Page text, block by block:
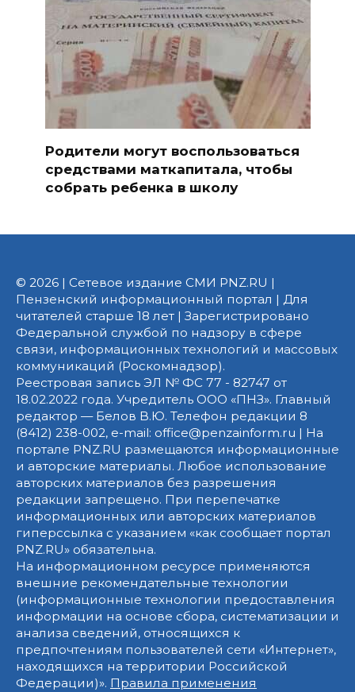
Родители могут воспользоваться
средствами маткапитала, чтобы
собрать ребенка в школу
© 2026 | Сетевое издание СМИ PNZ.RU |
Пензенский информационный портал | Для
читателей старше 18 лет | Зарегистрировано
Федеральной службой по надзору в сфере
связи, информационных технологий и массовых
коммуникаций (Роскомнадзор).
Реестровая запись ЭЛ № ФС 77 - 82747 от
18.02.2022 года. Учредитель ООО «ПНЗ». Главный
редактор — Белов В.Ю. Телефон редакции 8
(8412) 238-002, e-mail: office@penzainform.ru | На
портале PNZ.RU размещаются информационные
и авторские материалы. Любое использование
авторских материалов без разрешения
редакции запрещено. При перепечатке
информационных или авторских материалов
гиперссылка с указанием «как сообщает портал
PNZ.RU» обязательна.
На информационном ресурсе применяются
внешние рекомендательные технологии
(информационные технологии предоставления
информации на основе сбора, систематизации и
анализа сведений, относящихся к
предпочтениям пользователей сети «Интернет»,
находящихся на территории Российской
Федерации)». Правила применения